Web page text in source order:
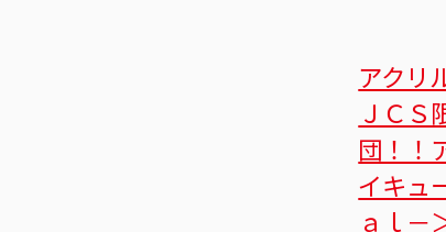
アクリ
ＪＣ
団！
イキ
ａｌ